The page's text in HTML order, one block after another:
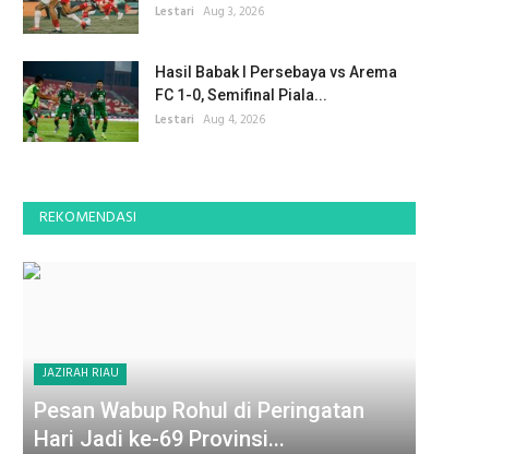
Lestari Aug 3, 2026
Hasil Babak I Persebaya vs Arema
FC 1-0, Semifinal Piala...
Lestari Aug 4, 2026
REKOMENDASI
JAZIRAH RIAU
Pesan Wabup Rohul di Peringatan
Hari Jadi ke-69 Provinsi...